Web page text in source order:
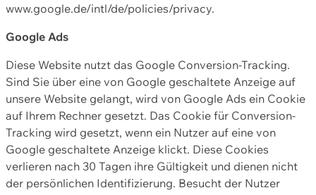
www.google.de/intl/de/policies/privacy.
Google Ads
Diese Website nutzt das Google Conversion-Tracking.
Sind Sie über eine von Google geschaltete Anzeige auf
unsere Website gelangt, wird von Google Ads ein Cookie
auf Ihrem Rechner gesetzt. Das Cookie für Conversion-
Tracking wird gesetzt, wenn ein Nutzer auf eine von
Google geschaltete Anzeige klickt. Diese Cookies
verlieren nach 30 Tagen ihre Gültigkeit und dienen nicht
der persönlichen Identifizierung. Besucht der Nutzer